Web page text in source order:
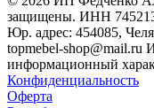
защищены. ИНН
Юр. адрес: 454085,
topmebel-shop@mail.ru
информационный
Конфиденциальность
Оферта